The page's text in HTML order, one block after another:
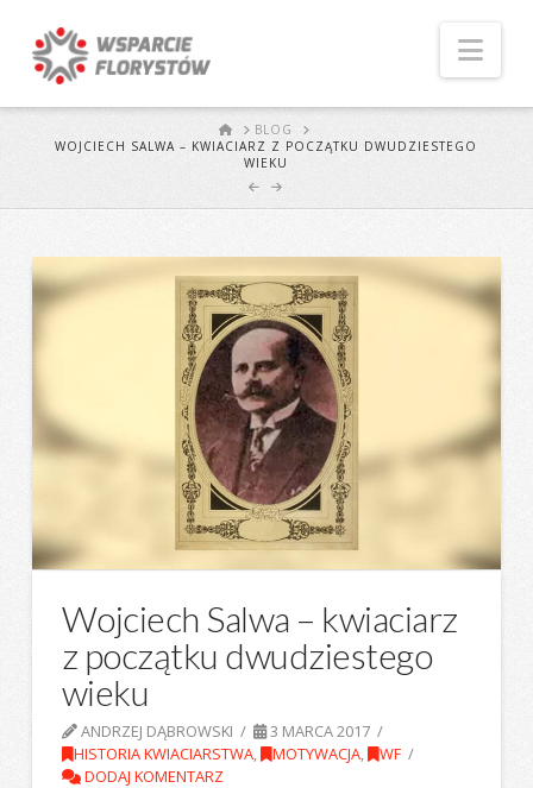
STARTBLOG
WOJCIECH SALWA – KWIACIARZ Z POCZĄTKU DWUDZIESTEGO
WIEKU
Wojciech Salwa – kwiaciarz
z początku dwudziestego
wieku
ANDRZEJ DĄBROWSKI
3 MARCA 2017
HISTORIA KWIACIARSTWA, MOTYWACJA,
WF
DODAJ KOMENTARZ